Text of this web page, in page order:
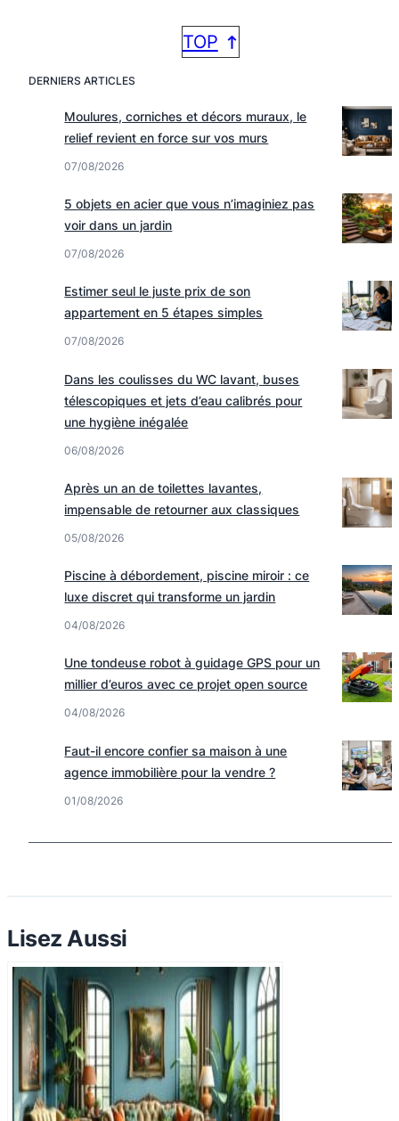
TOP
DERNIERS ARTICLES
Moulures, corniches et décors muraux, le
relief revient en force sur vos murs
07/08/2026
5 objets en acier que vous n’imaginiez pas
voir dans un jardin
07/08/2026
Estimer seul le juste prix de son
appartement en 5 étapes simples
07/08/2026
Dans les coulisses du WC lavant, buses
télescopiques et jets d’eau calibrés pour
une hygiène inégalée
06/08/2026
Après un an de toilettes lavantes,
impensable de retourner aux classiques
05/08/2026
Piscine à débordement, piscine miroir : ce
luxe discret qui transforme un jardin
04/08/2026
Une tondeuse robot à guidage GPS pour un
millier d’euros avec ce projet open source
04/08/2026
Faut-il encore confier sa maison à une
agence immobilière pour la vendre ?
01/08/2026
Lisez Aussi